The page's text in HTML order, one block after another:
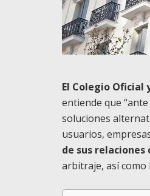
El Colegio Oficial
entiende que
soluciones
usuarios,
de sus
arbitraje, así como